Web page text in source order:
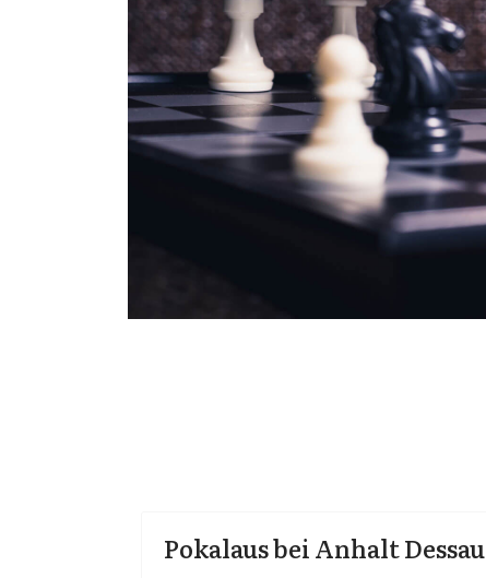
Pokalaus bei Anhalt Dessau